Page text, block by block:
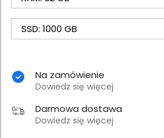
SSD: 1000 GB
Na zamówienie
Dowiedz się więcej
Darmowa dostawa
Dowiedz się więcej